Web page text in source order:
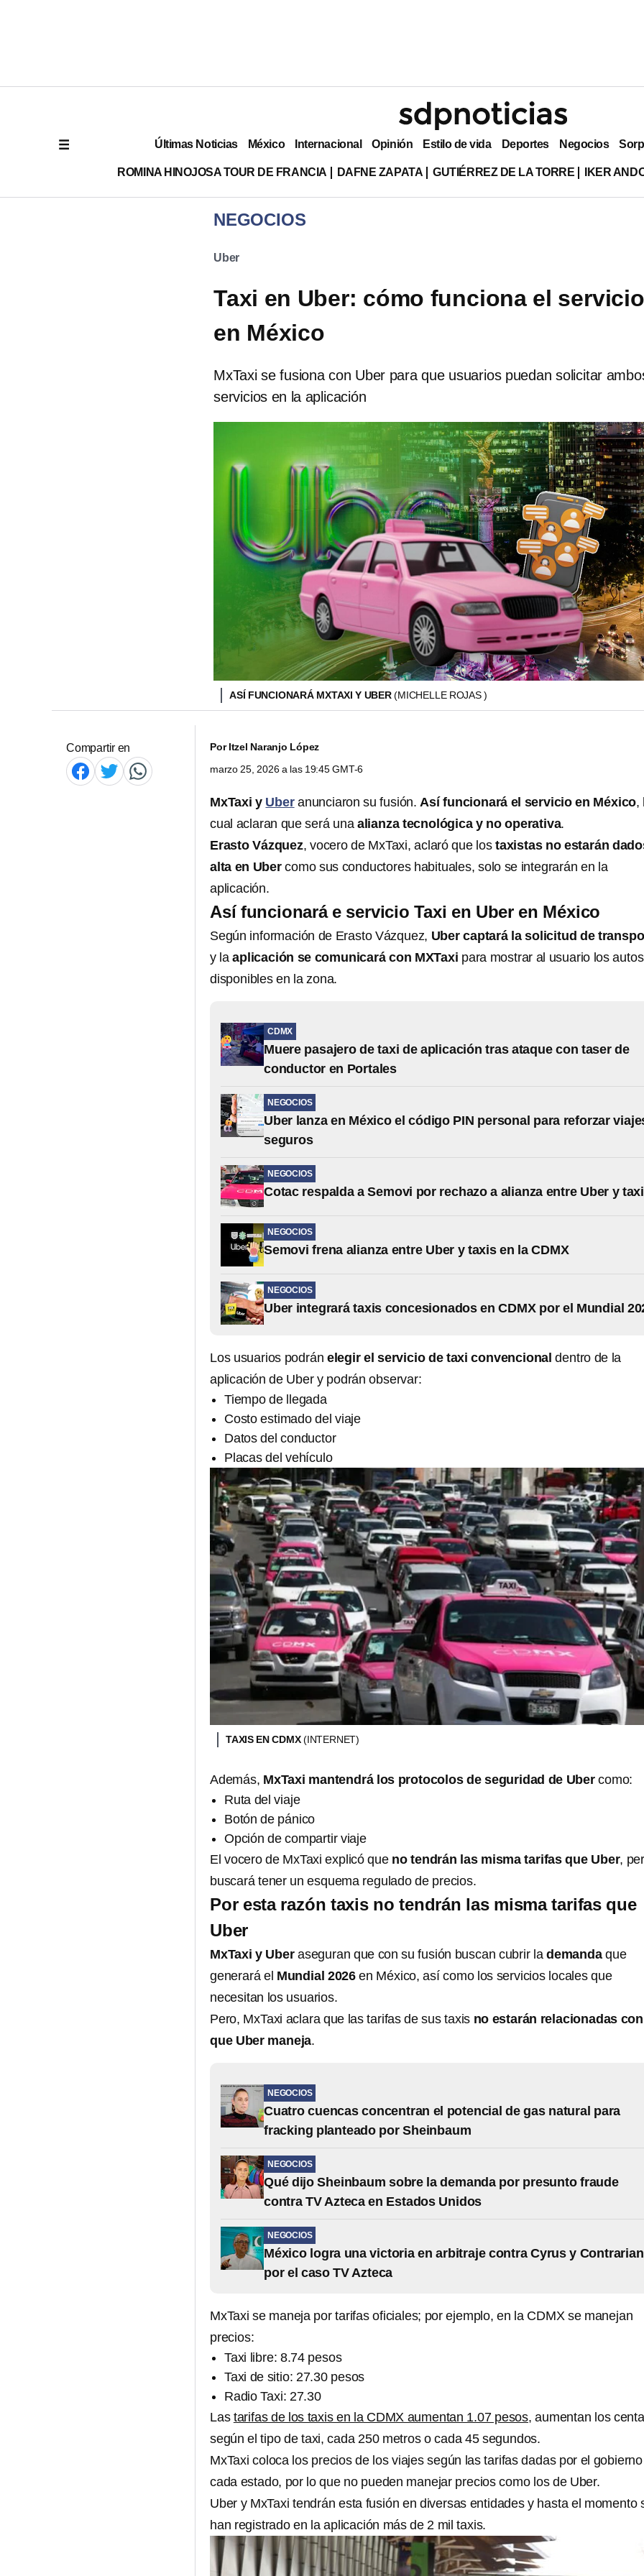
Últimas Noticias México Internacional Opinión Estilo de vida Deportes Negocios
ROMINA HINOJOSA TOUR DE FRANCIA DAFNE ZAPATA GUTIÉRREZ DE LA TORRE IKER
NEGOCIOS
Uber
Taxi en Uber: cómo funciona el servicio
en México
MxTaxi se fusiona con Uber para que usuarios puedan solicitar
servicios en la aplicación
ASÍ FUNCIONARÁ MXTAXI Y UBER(MICHELLE ROJAS )
Compartir en PorItzel Naranjo López
marzo 25, 2026 a las 19:45 GMT-6
MxTaxi y Uberanunciaron su fusión.Así funcionará el servicio en México,
cual aclaran que será una alianza tecnológica y no operativa.
Erasto Vázquez, vocero de MxTaxi, aclaró que lostaxistas no estarán
alta en Ubercomo sus conductores habituales, solo se integrarán en la
aplicación.
Así funcionará e servicio Taxi en Uber en México
Según información de Erasto Vázquez, Uber captará la solicitud de
y laaplicación se comunicará con MXTaxi para mostrar al usuario los autos
disponibles en la zona.
CDMX
Muere pasajero de taxi de aplicación tras ataque con taser de
conductor en Portales
NEGOCIOS
Uber lanza en México el código PIN personal para reforzar
seguros
NEGOCIOS
Cotac respalda a Semovi por rechazo a alianza entre Uber y
NEGOCIOS
Semovi frena alianza entre Uber y taxis en la CDMX
NEGOCIOS
Uber integrará taxis concesionados en CDMX por el Mundial
Los usuarios podrán elegir el servicio de taxi convencional dentro de la
aplicación de Uber y podrán observar:
Tiempo de llegada
Costo estimado del viaje
Datos del conductor
Placas del vehículo
TAXIS EN CDMX(INTERNET)
Además, MxTaxi mantendrá los protocolos de seguridad de Ubercomo:
Ruta del viaje
Botón de pánico
Opción de compartir viaje
El vocero de MxTaxi explicó que no tendrán las misma tarifas que Uber,
buscará tener un esquema regulado de precios.
Por esta razón taxis no tendrán las misma tarifas que
Uber
MxTaxi y Uber aseguran que con su fusión buscan cubrir la demandaque
generará el Mundial 2026 en México, así como los servicios locales que
necesitan los usuarios.
Pero, MxTaxi aclara que las tarifas de sus taxis no estarán relacionadas
que Uber maneja.
NEGOCIOS
Cuatro cuencas concentran el potencial de gas natural para
fracking planteado por Sheinbaum
NEGOCIOS
Qué dijo Sheinbaum sobre la demanda por presunto fraude
contra TV Azteca en Estados Unidos
NEGOCIOS
México logra una victoria en arbitraje contra Cyrus y Contrarian
por el caso TV Azteca
MxTaxi se maneja por tarifas oficiales; por ejemplo, en la CDMX se manejan
precios:
Taxi libre: 8.74 pesos
Taxi de sitio: 27.30 pesos
Radio Taxi: 27.30
Las tarifas de los taxis en la CDMX aumentan 1.07 pesos, aumentan los
según el tipo de taxi, cada 250 metros o cada 45 segundos.
MxTaxi coloca los precios de los viajes según las tarifas dadas por el
cada estado, por lo que no pueden manejar precios como los de Uber.
Uber y MxTaxi tendrán esta fusión en diversas entidades y hasta el momento
han registrado en la aplicación más de 2 mil taxis.